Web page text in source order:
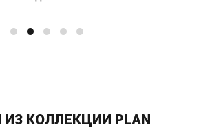
КОЛЛЕКЦИИ PLAN